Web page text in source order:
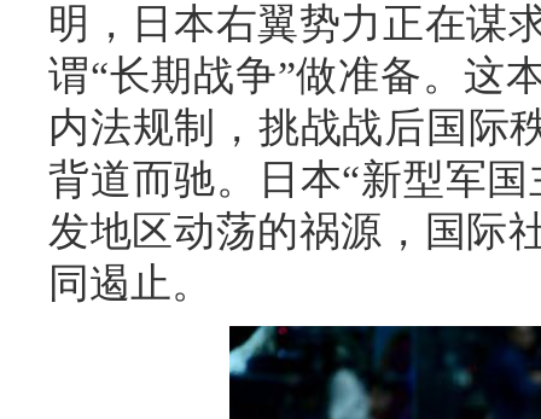
明，日本右翼势力正在谋
谓“长期战争”做准备。这
内法规制，挑战战后国际
背道而驰。日本“新型军
发地区动荡的祸源，国际
同遏止。